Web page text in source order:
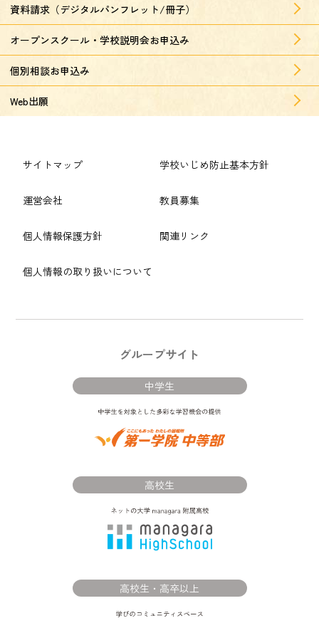
資料請求（デジタルパンフレット/冊子）
オープンスクール・学校説明会お申込み
個別相談お申込み
Web出願
サイトマップ
運営会社
個人情報保護方針
個人情報の取り扱いについて
学校いじめ防止基本方針
教員募集
関連リンク
グループサイト
中学生
高校生
高校生・高卒以上